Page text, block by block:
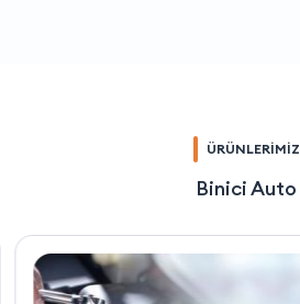
ÜRÜNLERİMİZ
Binici Auto